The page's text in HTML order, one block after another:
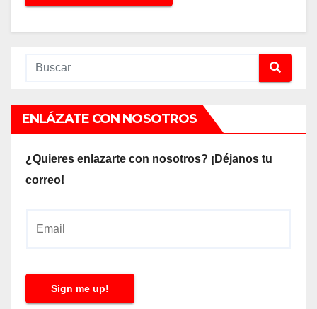
ENLÁZATE CON NOSOTROS
¿Quieres enlazarte con nosotros? ¡Déjanos tu
correo!
l
Sign me up!